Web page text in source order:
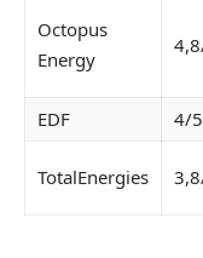
Octopus
Energy
EDF
4/5
TotalEnergies